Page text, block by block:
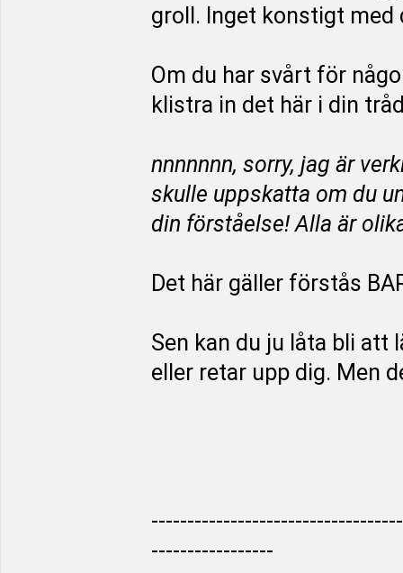
groll. Inget konstigt med
Om du har svårt för
klistra in det här i din
nnnnnnn, sorry, jag är
skulle uppskatta om du
din förståelse! Alla är
Det här gäller förstås
Sen kan du ju låta bli att
eller retar upp dig. Men
-----------------